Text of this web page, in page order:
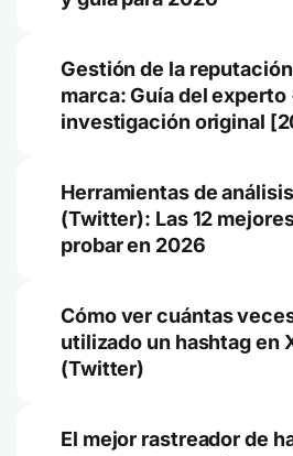
Gestión de la
marca: Guía del experto
investigación original
Herramientas de
(Twitter): Las 12
probar en 2026
Cómo ver cuántas
utilizado un hashtag en
(Twitter)
El mejor rastreador de